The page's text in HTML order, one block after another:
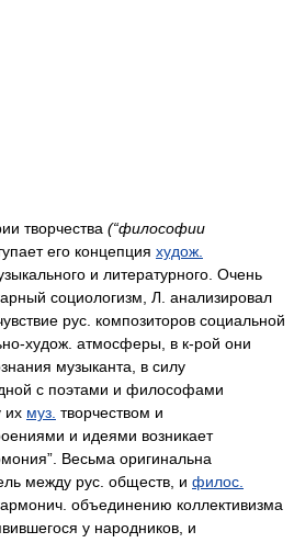
творчества (“философии
его концепция худож.
и литературного. Очень
социологизм, Л. анализировал
рус. композиторов социальной
худож. атмосферы, в к-рой они
музыканта, в силу
с поэтами и философами
их муз. творчеством и
и идеями возникает
Весьма оригинальна
между рус. обществ, и филос.
объединению коллективизма
у народников, и